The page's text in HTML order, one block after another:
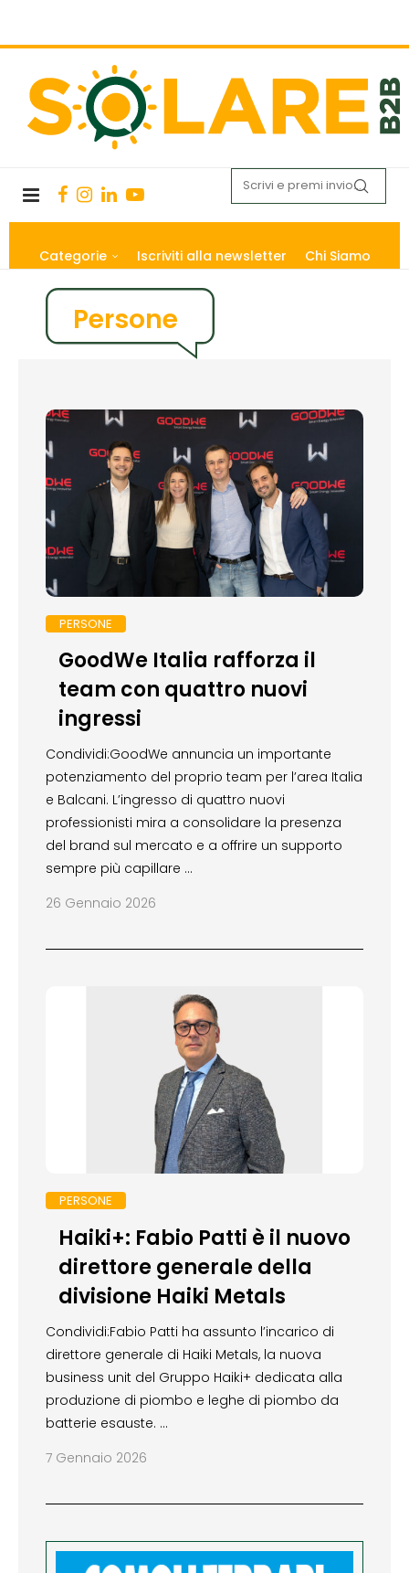
Categorie Iscriviti alla newsletter Chi Siamo
Persone
PERSONE
GoodWe Italia rafforza il
team con quattro nuovi
ingressi
Condividi:GoodWe annuncia un importante
potenziamento del proprio team per l’area Italia
e Balcani. L’ingresso di quattro nuovi
professionisti mira a consolidare la presenza
del brand sul mercato e a offrire un supporto
sempre più capillare …
26 Gennaio 2026
PERSONE
Haiki+: Fabio Patti è il nuovo
direttore generale della
divisione Haiki Metals
Condividi:Fabio Patti ha assunto l’incarico di
direttore generale di Haiki Metals, la nuova
business unit del Gruppo Haiki+ dedicata alla
produzione di piombo e leghe di piombo da
batterie esauste. …
7 Gennaio 2026